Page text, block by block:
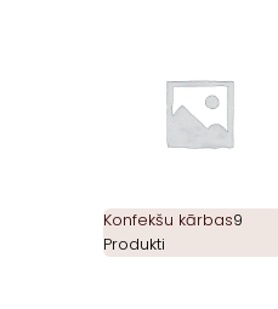
Konfekšu kārbas9
Produkti